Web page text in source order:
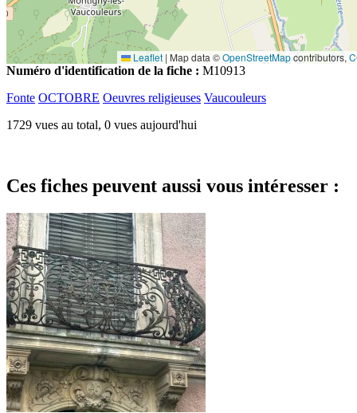
Leaflet | Map data ©OpenStreetMapcontributors,
Numéro d'identification de la fiche : M10913
Fonte OCTOBRE Oeuvres religieuses Vaucouleurs
1729 vues au total, 0 vues aujourd'hui
Ces fiches peuvent aussi vous intéresser :